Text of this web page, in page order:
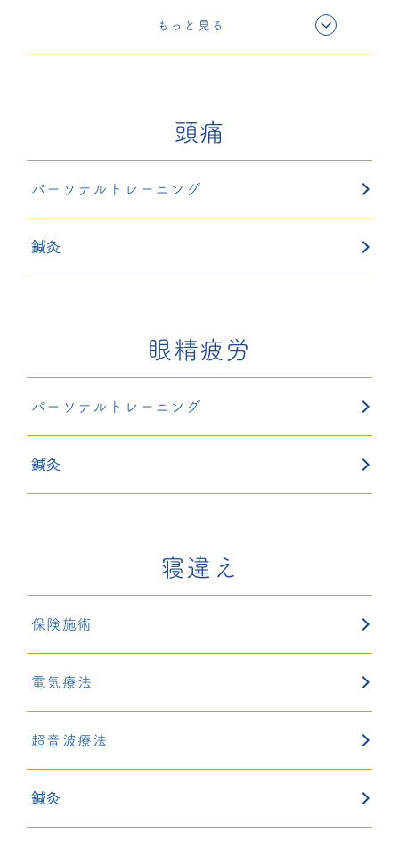
鍼灸
もっと見る
頭痛
パーソナルトレーニング
鍼灸
眼精疲労
パーソナルトレーニング
鍼灸
寝違え
保険施術
電気療法
超音波療法
鍼灸